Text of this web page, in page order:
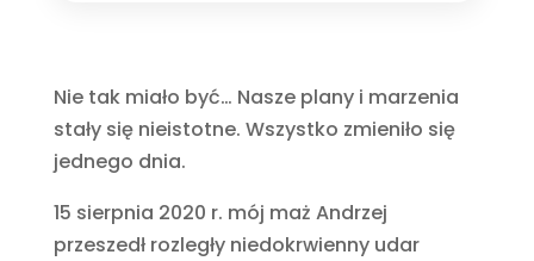
Nie tak miało być… Nasze plany i marzenia
stały się nieistotne. Wszystko zmieniło się
jednego dnia.
15 sierpnia 2020 r. mój maż Andrzej
przeszedł rozległy niedokrwienny udar